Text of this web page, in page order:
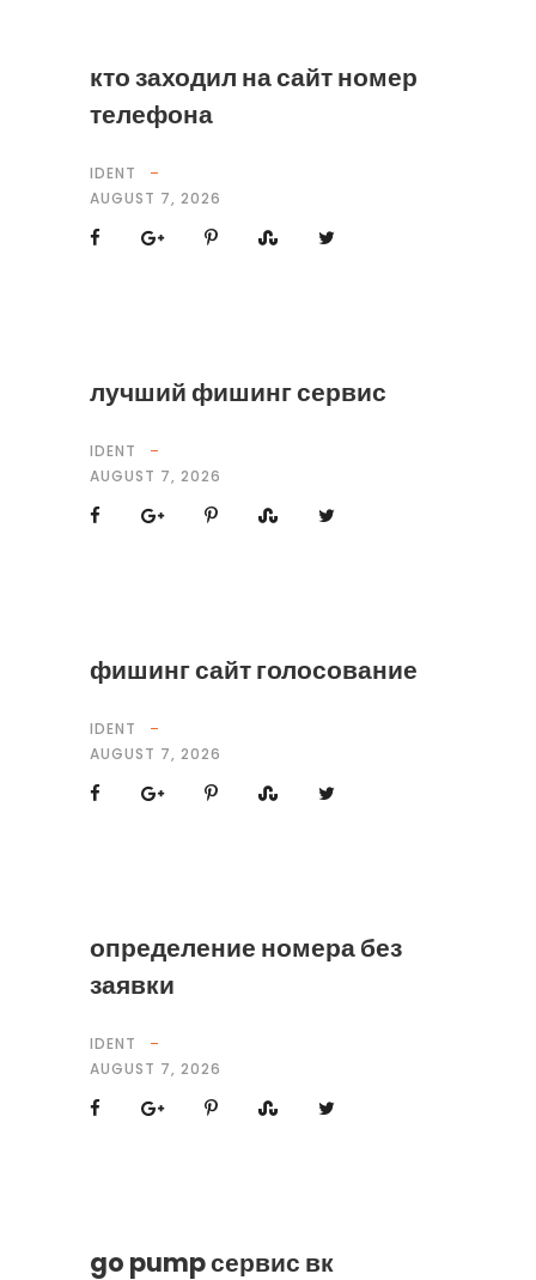
кто заходил на сайт номер
телефона
IDENT
AUGUST 7, 2026
лучший фишинг сервис
IDENT
AUGUST 7, 2026
фишинг сайт голосование
IDENT
AUGUST 7, 2026
определение номера без
заявки
IDENT
AUGUST 7, 2026
go pump сервис вк